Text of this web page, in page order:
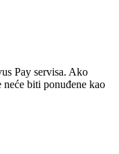
Pay servisa. Ako
biti ponuđene kao